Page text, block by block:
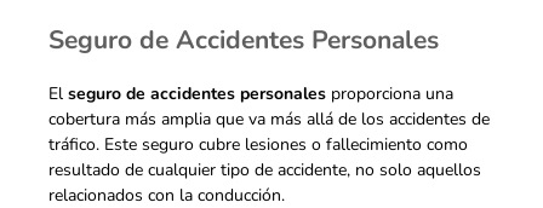
Seguro de Accidentes Personales
El seguro de accidentes personales proporciona una
cobertura más amplia que va más allá de los accidentes de
tráfico. Este seguro cubre lesiones o fallecimiento como
resultado de cualquier tipo de accidente, no solo aquellos
relacionados con la conducción.